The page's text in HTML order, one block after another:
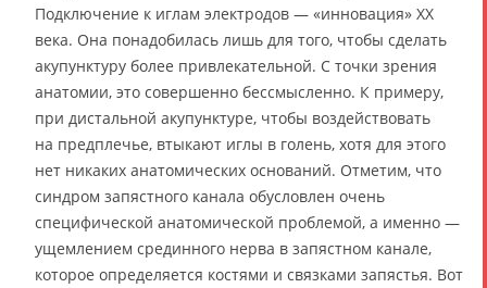
Подключение к иглам электродов — «инновация» ХХ
века. Она понадобилась лишь для того, чтобы сделать
акупунктуру более привлекательной. С точки зрения
анатомии, это совершенно бессмысленно. К примеру,
при дистальной акупунктуре, чтобы воздействовать
на предплечье, втыкают иглы в голень, хотя для этого
нет никаких анатомических оснований. Отметим, что
синдром запястного канала обусловлен очень
специфической анатомической проблемой, а именно —
ущемлением срединного нерва в запястном канале,
которое определяется костями и связками запястья. Вот